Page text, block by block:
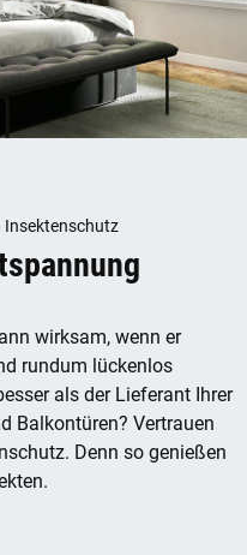
Insektenschutz
wirksam, wenn er
rundum lückenlos
als der Lieferant Ihrer
Balkontüren? Vertrauen
Denn so genießen